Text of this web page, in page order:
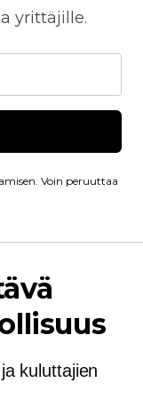
yrittäjille.
Voin peruuttaa
kuluttajien